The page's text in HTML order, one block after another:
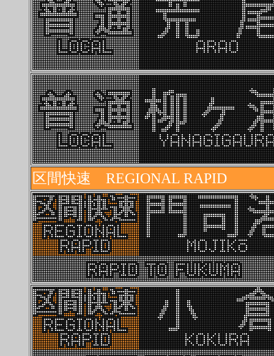
区間快速 REGIONAL RAPID